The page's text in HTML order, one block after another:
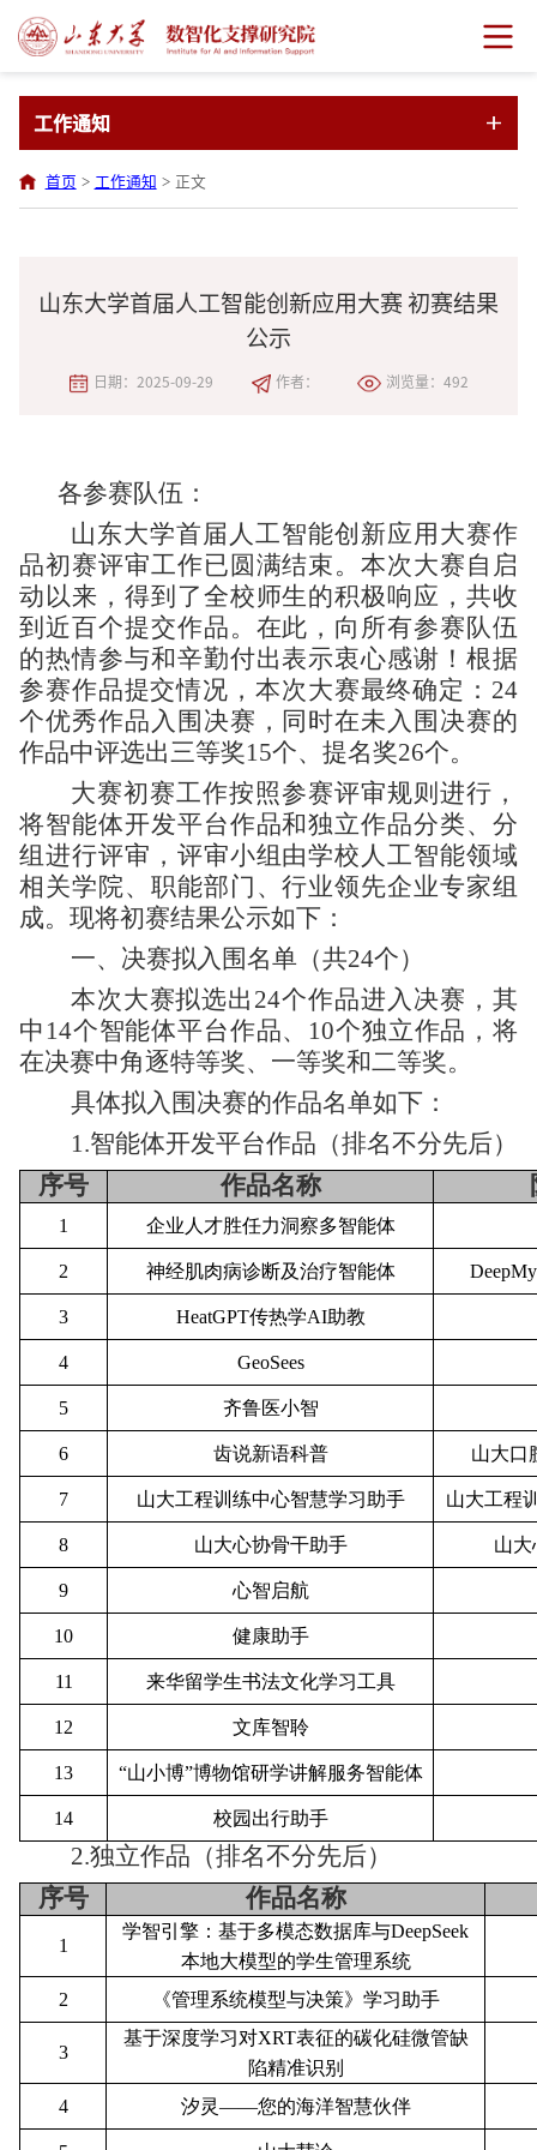
工作通知
首页 > 工作通知 > 正文
山东大学首届人工智能创新应用大赛 初赛结果
公示
日期：2025-09-29 作者： 浏览量： 492
各参赛队伍 ：
山东大学首届人工智能创新应用大赛作
品初赛评审工作已圆满结束。本次大赛自启
动以来，得到了全校师生的积极响应，共收
到 近百个提交作品。 在此，向所有参赛 队伍
的热情参与和辛勤付出表示衷心感谢！根据
参赛作品提交情况，本次大赛最终确定：24
个优秀作品入围决赛，同时在未入围决赛的
作品中评选出三等奖15个、提名奖26个。
大赛初赛工作按照参赛评审规则进行 ，
将智能体开发平台作品和独立作品分类、分
组进行评审，评审小组由学校人工智能领域
相关学院、职能部门、行业领先企业专家组
成。现将初赛结果公示如下：
一、 决赛拟入围名单（共24个）
本次大赛拟选出24个作品进入决赛，其
中 14个智能体平台作品、 10个独立作品，将
在决赛中角逐特等奖、一等奖和二等奖。
具体拟入围决赛的作品名单如下：
1.智能体开发平台作品（排名不分先后）
序号
作品名称
1 企业人才胜任力洞察多智能体
2 神经肌肉病诊断及治疗智能体
3 HeatGPT传热学AI助教
4 GeoSees
5 齐鲁医小智
6 齿说新语科普 山大口
7 山大工程训练中心智慧学习助手 山大工程
8 山大心协骨干助手 山大
9 心智启航
10 健康助手
11 来华留学生书法文化学习工具
12 文库智聆
13 “山小博”博物馆研学讲解服务智能体
14 校园出行助手
2.独立作品 （排名不分先后）
序号
作品名称
1
学智引擎：基于多模态数据库与DeepSeek
本地大模型的学生管理系统
2
《管理系统模型与决策》学习助手
3
基于深度学习对XRT表征的碳化硅微管缺
陷精准识别
4
汐灵——您的海洋智慧伙伴